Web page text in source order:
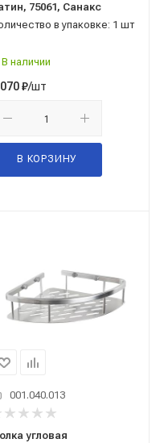
75061, Санакс
в упаковке: 1 шт
В наличии
₽/шт
В КОРЗИНУ
001.040.013
угловая